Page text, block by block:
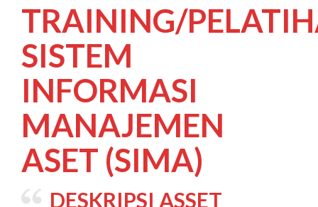
TRAINING/
SISTEM
INFORMASI
MANAJEMEN
ASET (SIMA)
DESKRIPSI ASSET